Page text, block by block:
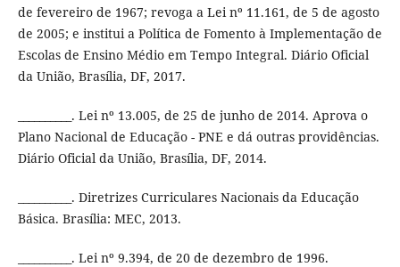
de fevereiro de 1967; revoga a Lei nº 11.161, de 5 de agosto
de 2005; e institui a Política de Fomento à Implementação de
Escolas de Ensino Médio em Tempo Integral. Diário Oficial
da União, Brasília, DF, 2017.
__________. Lei nº 13.005, de 25 de junho de 2014. Aprova o
Plano Nacional de Educação - PNE e dá outras providências.
Diário Oficial da União, Brasília, DF, 2014.
__________. Diretrizes Curriculares Nacionais da Educação
Básica. Brasília: MEC, 2013.
__________. Lei nº 9.394, de 20 de dezembro de 1996.